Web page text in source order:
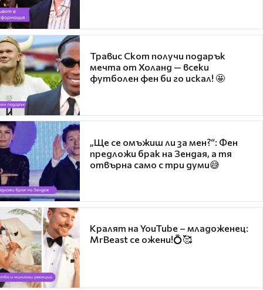
Травис Скот получи подарък
мечта от Холанд — всеки
футболен фен би го искал! 🤩
„Ще се омъжиш ли за мен?“: Фен
предложи брак на Зендая, а тя
отвърна само с три думи😅
Кралят на YouTube – младоженец:
MrBeast се ожени!💍🥰